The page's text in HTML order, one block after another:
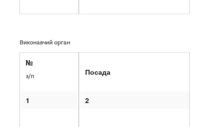
Виконавчий орган
Посада
2
№
з/п
1